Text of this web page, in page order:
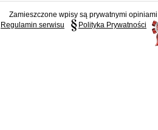
Zamieszczone wpisy są prywatnymi
Regulamin serwisu
Polityka Prywatności